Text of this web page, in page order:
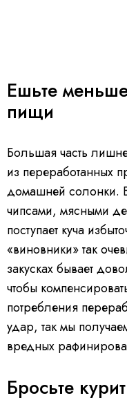
Ешьте
пищи
Большая часть
из переработанных
домашней солонки.
чипсами, мясными
поступает куча
«виновники» так
закусках бывает
чтобы
потребления
удар, так мы
вредных
Бросьте